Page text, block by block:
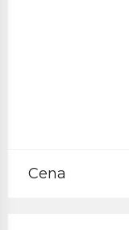
Cena